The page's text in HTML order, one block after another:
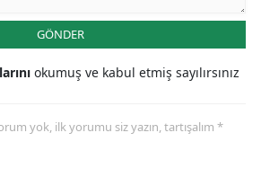
GÖNDER
okumuş ve kabul etmiş sayılırsınız
yok, ilk yorumu siz yazın, tartışalım *